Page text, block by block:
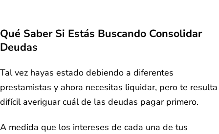
Qué Saber Si Estás Buscando Consolidar
Deudas
Tal vez hayas estado debiendo a diferentes
prestamistas y ahora necesitas liquidar, pero te resulta
difícil averiguar cuál de las deudas pagar primero.
A medida que los intereses de cada una de tus